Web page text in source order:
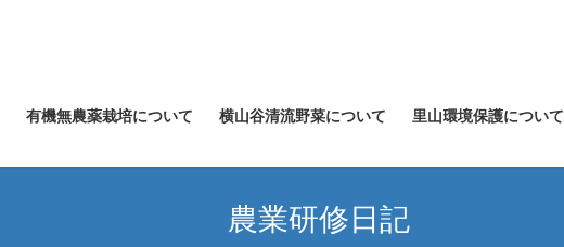
有機無農薬栽培について 横山谷清流野菜について 里山環境保護について
農業研修日記